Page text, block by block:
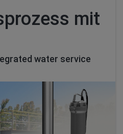
mit
water service